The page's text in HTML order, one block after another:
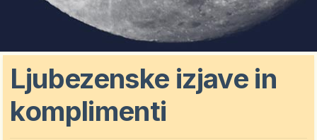
Ljubezenske izjave in
komplimenti